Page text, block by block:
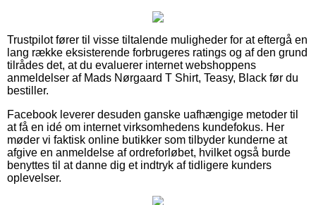
Trustpilot fører til visse tiltalende muligheder for at eftergå en
lang række eksisterende forbrugeres ratings og af den grund
tilrådes det, at du evaluerer internet webshoppens
anmeldelser af Mads Nørgaard T Shirt, Teasy, Black før du
bestiller.
Facebook leverer desuden ganske uafhængige metoder til
at få en idé om internet virksomhedens kundefokus. Her
møder vi faktisk online butikker som tilbyder kunderne at
afgive en anmeldelse af ordreforløbet, hvilket også burde
benyttes til at danne dig et indtryk af tidligere kunders
oplevelser.